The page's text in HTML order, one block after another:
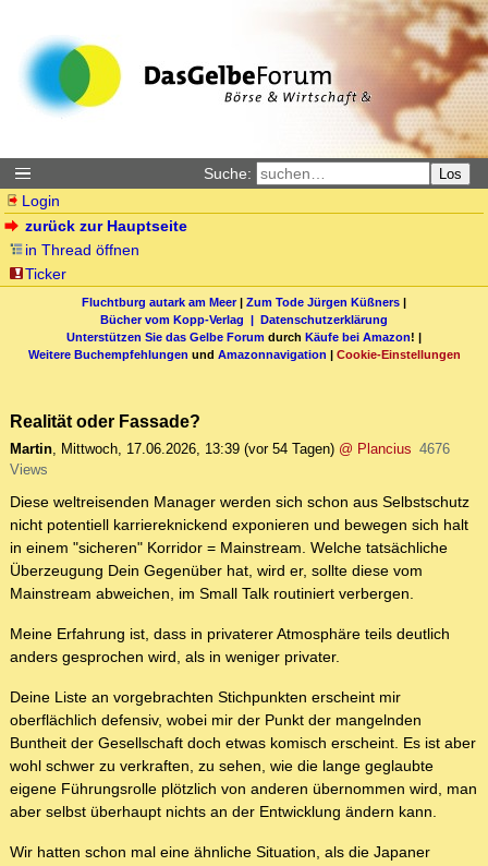
Suche: Los
Login
zurück zur Hauptseite
in Thread öffnen
Ticker
Fluchtburg autark am Meer| Zum Tode Jürgen Küßners |
Bücher vom Kopp-Verlag | Datenschutzerklärung
Unterstützen Sie das Gelbe Forum durch Käufe bei Amazon! |
Weitere Buchempfehlungen und Amazonnavigation | Cookie-Einstellungen
Realität oder Fassade?
Martin, Mittwoch, 17.06.2026, 13:39 (vor 54 Tagen) @ Plancius 4676
Views
Diese weltreisenden Manager werden sich schon aus Selbstschutz
nicht potentiell karriereknickend exponieren und bewegen sich halt
in einem "sicheren" Korridor = Mainstream. Welche tatsächliche
Überzeugung Dein Gegenüber hat, wird er, sollte diese vom
Mainstream abweichen, im Small Talk routiniert verbergen.
Meine Erfahrung ist, dass in privaterer Atmosphäre teils deutlich
anders gesprochen wird, als in weniger privater.
Deine Liste an vorgebrachten Stichpunkten erscheint mir
oberflächlich defensiv, wobei mir der Punkt der mangelnden
Buntheit der Gesellschaft doch etwas komisch erscheint. Es ist aber
wohl schwer zu verkraften, zu sehen, wie die lange geglaubte
eigene Führungsrolle plötzlich von anderen übernommen wird, man
aber selbst überhaupt nichts an der Entwicklung ändern kann.
Wir hatten schon mal eine ähnliche Situation, als die Japaner